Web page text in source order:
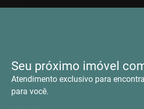
Seu próximo imóvel
Atendimento exclusivo para
para você.